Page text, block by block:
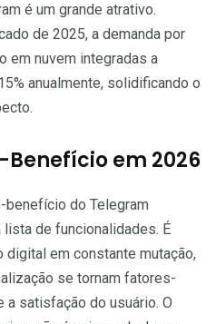
é um grande atrativo.
de 2025, a demanda por
em nuvem integradas a
anualmente, solidificando o
em 2026
benefício do Telegram
de funcionalidades. É
em constante mutação,
se tornam fatores-
a satisfação do usuário. O